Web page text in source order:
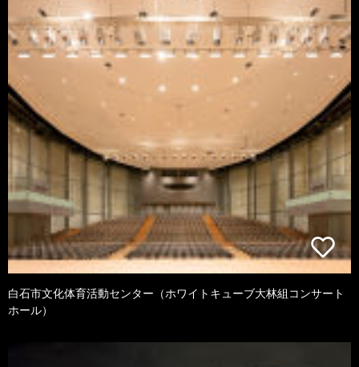
白石市文化体育活動センター（ホワイトキューブ大林組コンサート
ホール）